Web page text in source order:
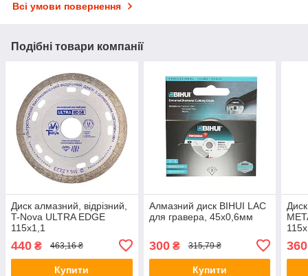
Всі умови повернення
Подібні товари компанії
Диск алмазний, відрізний,
T-Nova ULTRA EDGE
115x1,1
440 ₴ 463,16 ₴
Купити
Алмазний диск BIHUI LAC
для гравера, 45x0,6мм
300₴ 315,79 ₴
Купити
360